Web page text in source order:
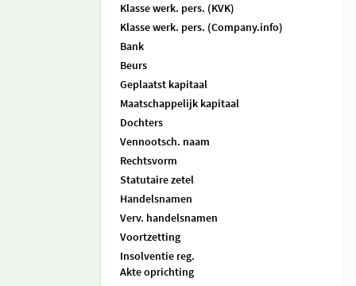
Klasse werk. pers. (KVK)
Klasse werk. pers. (Company.info)
Bank
Beurs
Geplaatst kapitaal
Maatschappelijk kapitaal
Dochters
Vennootsch. naam
Rechtsvorm
Statutaire zetel
Handelsnamen
Verv. handelsnamen
Voortzetting
Insolventie reg.
Akte oprichting